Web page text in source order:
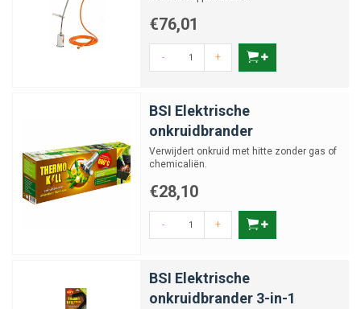
€76,01
- +
BSI Elektrische
onkruidbrander
Verwijdert onkruid met hitte zonder gas of
chemicaliën.
€28,10
- +
BSI Elektrische
onkruidbrander 3-in-1